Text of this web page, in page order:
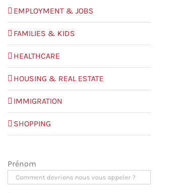
EMPLOYMENT & JOBS
FAMILIES & KIDS
HEALTHCARE
HOUSING & REAL ESTATE
IMMIGRATION
SHOPPING
Prénom